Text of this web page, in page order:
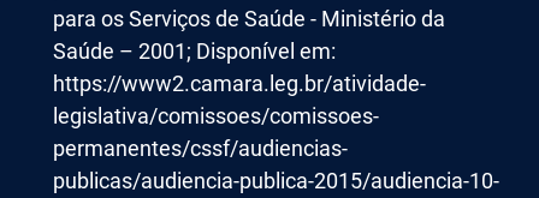
para os Serviços de Saúde - Ministério da
Saúde – 2001; Disponível em:
https://www2.camara.leg.br/atividade-
legislativa/comissoes/comissoes-
permanentes/cssf/audiencias-
publicas/audiencia-publica-2015/audiencia-10-